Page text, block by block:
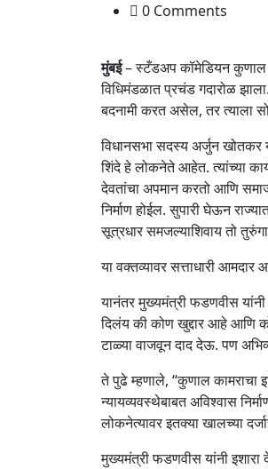
0 Comments
मुंबई– स्टँडअप कॉमेडियन कुणाल
विधिमंडळात प्रचंड गदारोळ
बदनामी करत असेल, तर त्याला
विधानसभा सदस्य अर्जुन खोतकर
शिंदे हे लोकनेते आहेत. त्यांच्या
देवतांचा अपमान करतो आणि
निर्माण होईल. सुपारी घेऊन
सूत्रधार समजल्याशिवाय तो
या वक्तव्यावर सत्ताधारी
यानंतर मुख्यमंत्री फडणवीस
दिलंय की कोण खुद्दार आहे आणि
टाळ्या वाजवून दाद देऊ. पण
ते पुढे म्हणाले, “कुणाल कामराचा
न्यायव्यवस्थेबाबत अविश्वास
लोकनेत्यावर इतक्या खालच्या
मुख्यमंत्री फडणवीस यांनी इशारा